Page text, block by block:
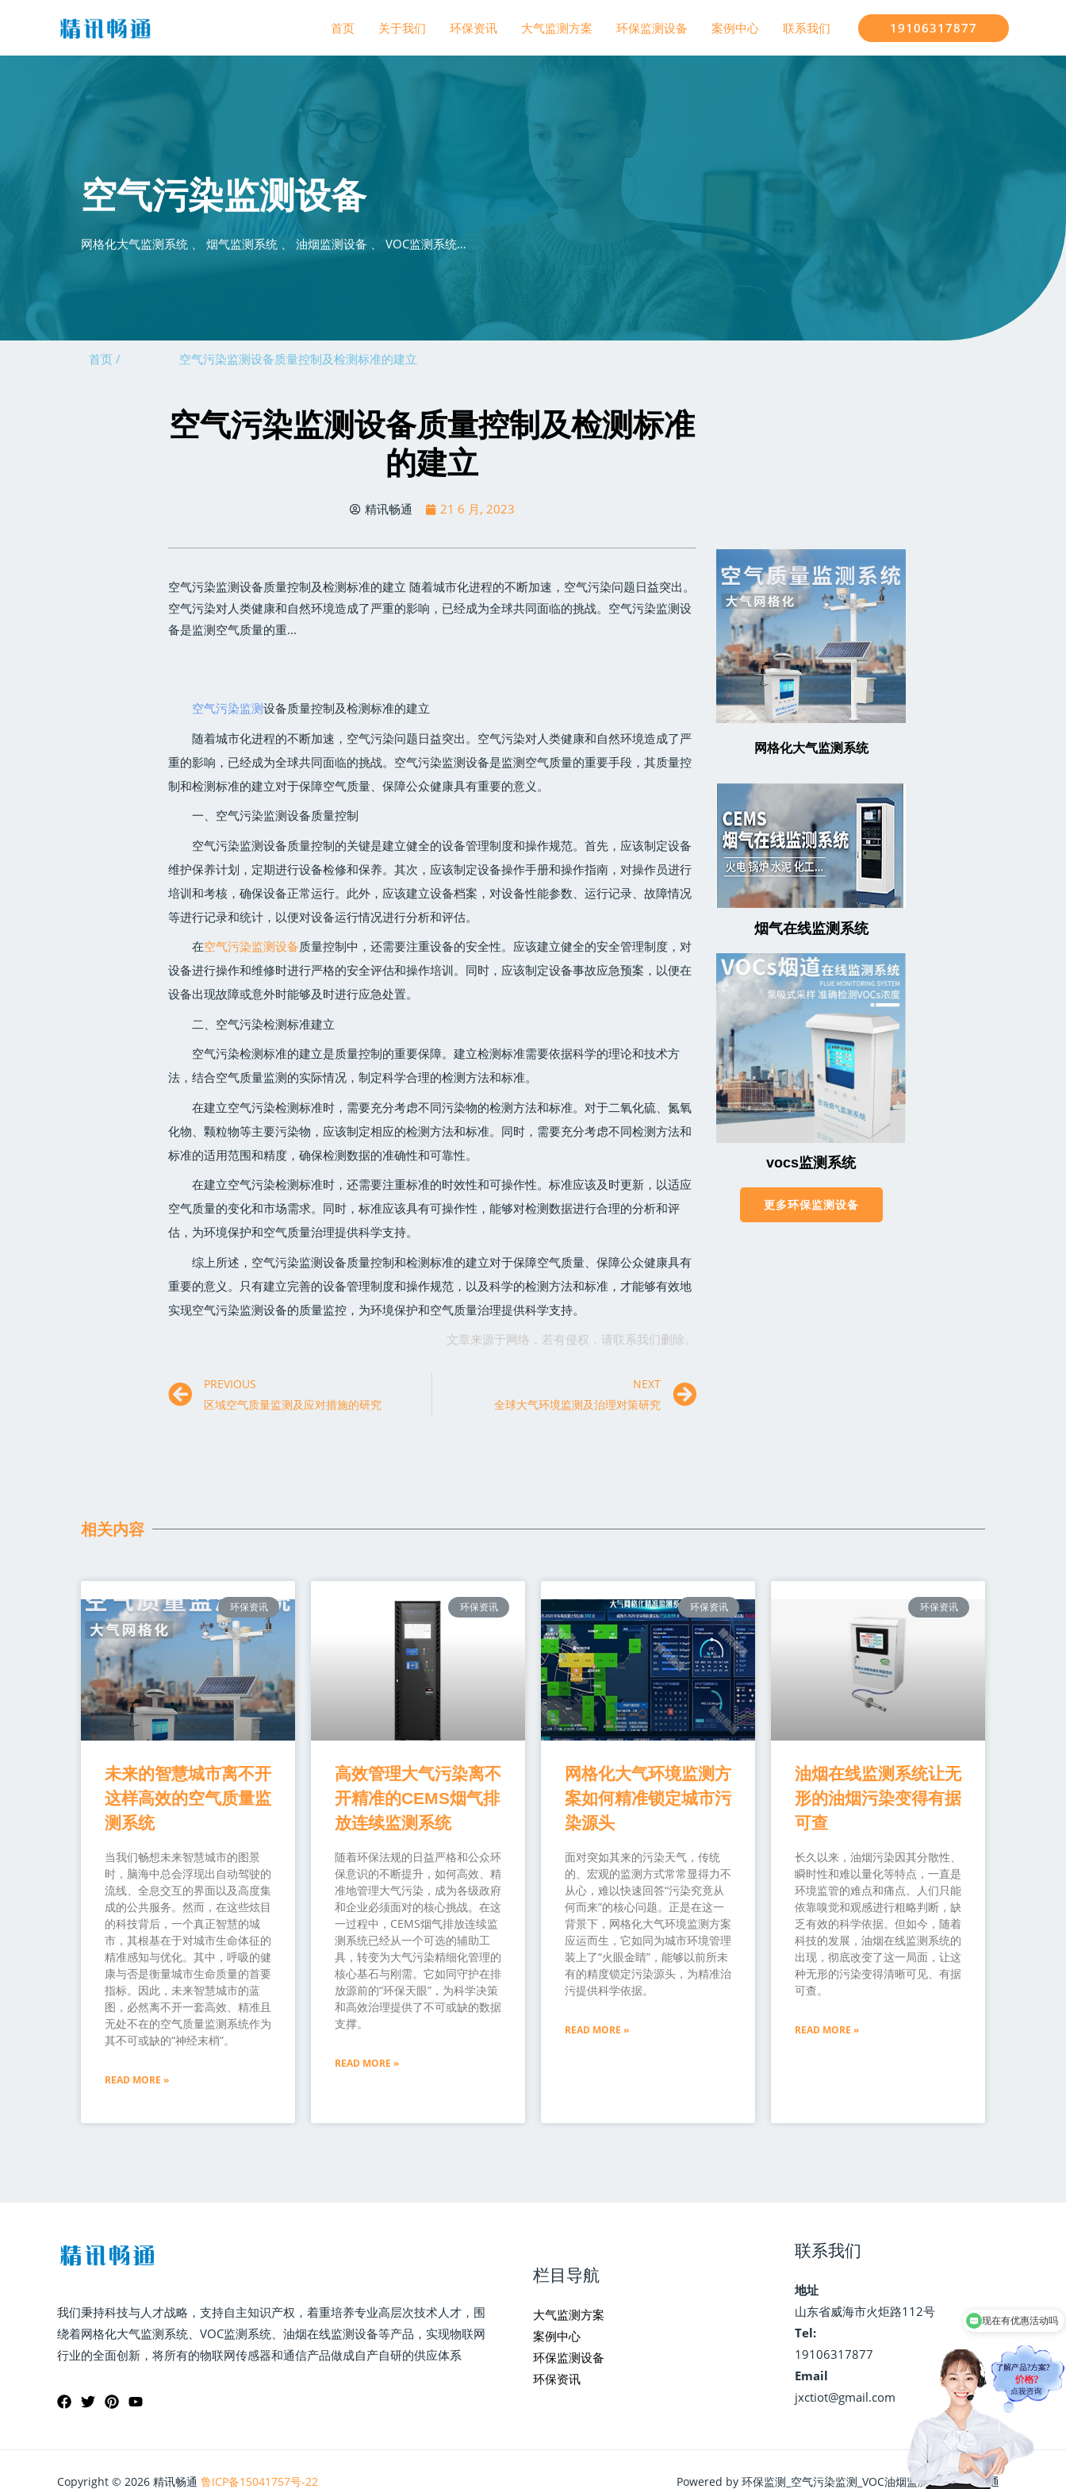
首页 关于我们 环保资讯 大气监测方案 环保监测设备 案例中心 联系我们 19106317877
空气污染监测设备
网格化大气监测系统 、 烟气监测系统 、 油烟监测设备 、 VOC监测系统…
首页 / 空气污染监测设备质量控制及检测标准的建立
空气污染监测设备质量控制及检测标准
的建立
精讯畅通 21 6 月, 2023
空气污染监测设备质量控制及检测标准的建立 随着城市化进程的不断加速，空气污染问题日益突出。
空气污染对人类健康和自然环境造成了严重的影响，已经成为全球共同面临的挑战。空气污染监测设
备是监测空气质量的重...
空气污染监测设备质量控制及检测标准的建立
随着城市化进程的不断加速，空气污染问题日益突出。空气污染对人类健康和自然环境造成了严
重的影响，已经成为全球共同面临的挑战。空气污染监测设备是监测空气质量的重要手段，其质量控
制和检测标准的建立对于保障空气质量、保障公众健康具有重要的意义。
一、空气污染监测设备质量控制
空气污染监测设备质量控制的关键是建立健全的设备管理制度和操作规范。首先，应该制定设备
维护保养计划，定期进行设备检修和保养。其次，应该制定设备操作手册和操作指南，对操作员进行
培训和考核，确保设备正常运行。此外，应该建立设备档案，对设备性能参数、运行记录、故障情况
等进行记录和统计，以便对设备运行情况进行分析和评估。
在空气污染监测设备质量控制中，还需要注重设备的安全性。应该建立健全的安全管理制度，对
设备进行操作和维修时进行严格的安全评估和操作培训。同时，应该制定设备事故应急预案，以便在
设备出现故障或意外时能够及时进行应急处置。
二、空气污染检测标准建立
空气污染检测标准的建立是质量控制的重要保障。建立检测标准需要依据科学的理论和技术方
法，结合空气质量监测的实际情况，制定科学合理的检测方法和标准。
在建立空气污染检测标准时，需要充分考虑不同污染物的检测方法和标准。对于二氧化硫、氮氧
化物、颗粒物等主要污染物，应该制定相应的检测方法和标准。同时，需要充分考虑不同检测方法和
标准的适用范围和精度，确保检测数据的准确性和可靠性。
在建立空气污染检测标准时，还需要注重标准的时效性和可操作性。标准应该及时更新，以适应
空气质量的变化和市场需求。同时，标准应该具有可操作性，能够对检测数据进行合理的分析和评
估，为环境保护和空气质量治理提供科学支持。
综上所述，空气污染监测设备质量控制和检测标准的建立对于保障空气质量、保障公众健康具有
重要的意义。只有建立完善的设备管理制度和操作规范，以及科学的检测方法和标准，才能够有效地
实现空气污染监测设备的质量监控，为环境保护和空气质量治理提供科学支持。
文章来源于网络，若有侵权，请联系我们删除。
PREVIOUS
区域空气质量监测及应对措施的研究
NEXT
全球大气环境监测及治理对策研究
网格化大气监测系统
烟气在线监测系统
vocs监测系统
更多环保监测设备
相关内容
环保资讯
未来的智慧城市离不开
这样高效的空气质量监
测系统
当我们畅想未来智慧城市的图景
时，脑海中总会浮现出自动驾驶的
流线、全息交互的界面以及高度集
成的公共服务。然而，在这些炫目
的科技背后，一个真正智慧的城
市，其根基在于对城市生命体征的
精准感知与优化。其中，呼吸的健
康与否是衡量城市生命质量的首要
指标。因此，未来智慧城市的蓝
图，必然离不开一套高效、精准且
无处不在的空气质量监测系统作为
其不可或缺的“神经末梢”。
READ MORE »
环保资讯
高效管理大气污染离不
开精准的CEMS烟气排
放连续监测系统
随着环保法规的日益严格和公众环
保意识的不断提升，如何高效、精
准地管理大气污染，成为各级政府
和企业必须面对的核心挑战。在这
一过程中，CEMS烟气排放连续监
测系统已经从一个可选的辅助工
具，转变为大气污染精细化管理的
核心基石与刚需。它如同守护在排
放源前的“环保天眼”，为科学决策
和高效治理提供了不可或缺的数据
支撑。
READ MORE »
环保资讯
网格化大气环境监测方
案如何精准锁定城市污
染源头
面对突如其来的污染天气，传统
的、宏观的监测方式常常显得力不
从心，难以快速回答“污染究竟从
何而来”的核心问题。正是在这一
背景下，网格化大气环境监测方案
应运而生，它如同为城市环境管理
装上了“火眼金睛”，能够以前所未
有的精度锁定污染源头，为精准治
污提供科学依据。
READ MORE »
环保资讯
油烟在线监测系统让无
形的油烟污染变得有据
可查
长久以来，油烟污染因其分散性、
瞬时性和难以量化等特点，一直是
环境监管的难点和痛点。人们只能
依靠嗅觉和观感进行粗略判断，缺
乏有效的科学依据。但如今，随着
科技的发展，油烟在线监测系统的
出现，彻底改变了这一局面，让这
种无形的污染变得清晰可见、有据
可查。
READ MORE »
我们秉持科技与人才战略，支持自主知识产权，着重培养专业高层次技术人才，围
绕着网格化大气监测系统、VOC监测系统、油烟在线监测设备等产品，实现物联网
行业的全面创新，将所有的物联网传感器和通信产品做成自产自研的供应体系
栏目导航
大气监测方案
案例中心
环保监测设备
环保资讯
联系我们
地址
山东省威海市火炬路112号
Tel:
19106317877
Email
jxctiot@gmail.com
Copyright © 2026 精讯畅通 鲁ICP备15041757号-22 Powered by 环保监测_空气污染监测_VOC油烟监测系统-精讯畅通
可以介绍下你们的产品么